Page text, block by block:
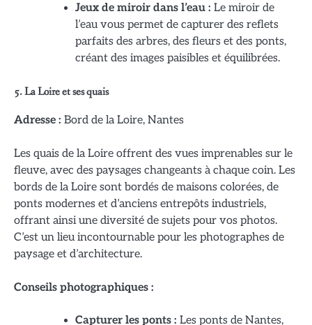
Jeux de miroir dans l’eau : Le miroir de
l’eau vous permet de capturer des reflets
parfaits des arbres, des fleurs et des ponts,
créant des images paisibles et équilibrées.
5.La Loire et ses quais
Adresse : Bord de la Loire, Nantes
Les quais de la Loire offrent des vues imprenables sur le
fleuve, avec des paysages changeants à chaque coin. Les
bords de la Loire sont bordés de maisons colorées, de
ponts modernes et d’anciens entrepôts industriels,
offrant ainsi une diversité de sujets pour vos photos.
C’est un lieu incontournable pour les photographes de
paysage et d’architecture.
Conseils photographiques :
Capturer les ponts : Les ponts de Nantes,